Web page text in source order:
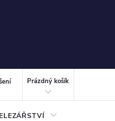
KOŠÍK
Prázdný košík